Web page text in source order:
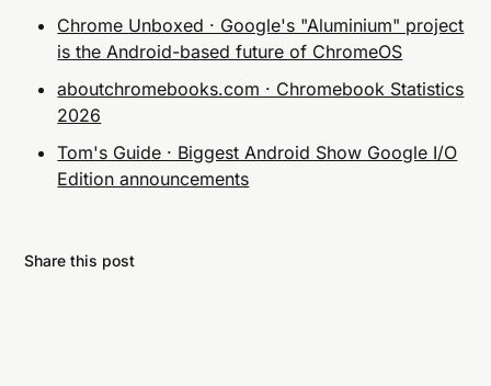
Chrome Unboxed · Google's "Aluminium" project
is the Android-based future of ChromeOS
aboutchromebooks.com · Chromebook Statistics
2026
Tom's Guide · Biggest Android Show Google I/O
Edition announcements
Share this post